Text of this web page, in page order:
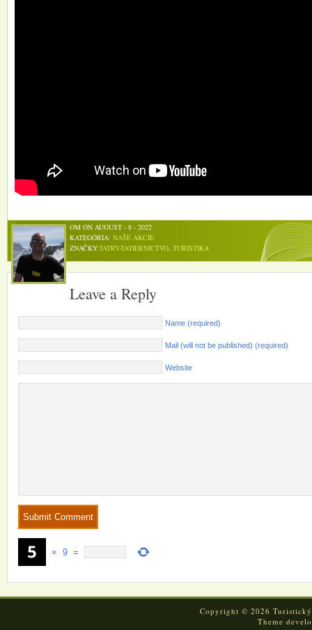
OM ON AUGUST - 8 - 2022
KATEGÓRIA: NAŠE AKCIE
ZNAČKY:TATRY-TATIERNICTVO, TURISTIKA
Leave a Reply
Name (required)
Mail (will not be published) (required)
Website
× 9 =
Copyright © 2026
Theme